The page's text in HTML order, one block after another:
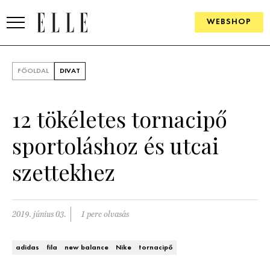
WEBSHOP
GOURMET AWARDS
SZÉPSÉG
KULTÚRA
PSZICHÉ
FŐOLDAL DIVAT
12 tökéletes tornacipő
sportoláshoz és utcai
szettekhez
2019. június 03. 1 perc olvasás
adidas fila new balance Nike tornacipő